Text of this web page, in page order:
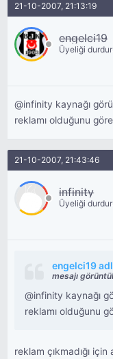
21-10-2007, 21:13:19
engelci19
Üyeliği
@infinity kaynağı
reklamı olduğunu
21-10-2007, 21:43:46
infinity
Üyeliği
engelci19
mesajı
@infinity kaynağı
reklamı olduğunu
reklam çıkmadığı